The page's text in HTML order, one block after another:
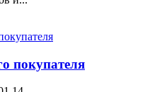
покупателя